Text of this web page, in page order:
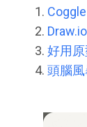
好用
頭腦